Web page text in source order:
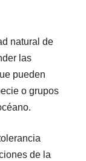
natural de
las
pueden
o grupos
de la